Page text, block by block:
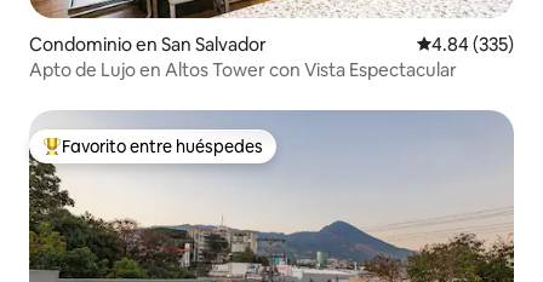
Condominio en San Salvador Calificación
4.84 (335)
Apto de Lujo en Altos Tower con Vista Espectacular
De los mejores en Favorito entre huéspedes
Favorito entre huéspedes